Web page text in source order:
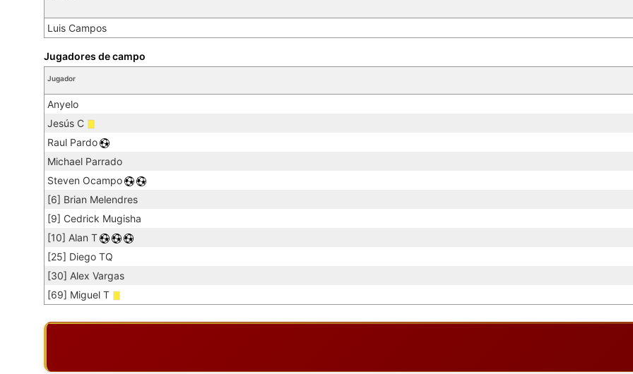
Luis Campos
Jugador
Anyelo
Jesús C
Raul Pardo
Michael Parrado
Steven Ocampo
[6] Brian Melendres
[9] Cedrick Mugisha
[10] Alan T
[25] Diego TQ
[30] Alex Vargas
[69] Miguel T
Jugadores de campo